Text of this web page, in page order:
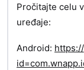
Pročitajte celu
uređaje:
Android: